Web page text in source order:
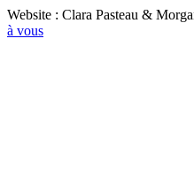
Website : Clara Pasteau &
à vous